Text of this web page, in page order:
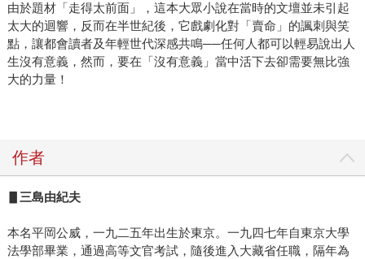
由於題材「走得太前面」，這本大眾小說在當時的文壇並未引起
太大的迴響，反而在半世紀後，它戲劇化對「賣命」的諷刺與笑
點，讓都會讀者及年輕世代深感共鳴──任何人都可以輕易說出人
生沒有意義，然而，要在「沒有意義」當中活下去卻需要無比強
大的力量！
作者
▋三島由紀夫
本名平岡公威，一九二五年出生於東京。一九四七年自東京大學
法學部畢業，通過高等文官考試，隨後進入大藏省任職，隔年為